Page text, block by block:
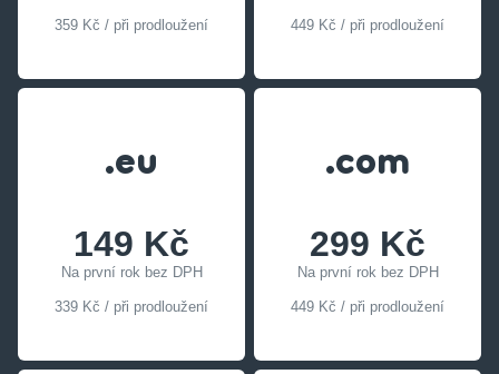
359 Kč / při prodloužení 449 Kč / při prodloužení
.eu
149 Kč
Na první rok bez DPH
339 Kč / při prodloužení
.com
299 Kč
Na první rok bez DPH
449 Kč / při prodloužení